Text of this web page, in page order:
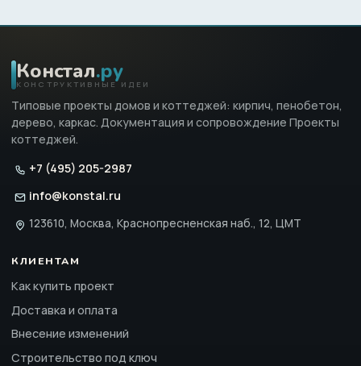
Констал.ру
КОНСТРУКТИВНЫЕ ИДЕИ
Типовые проекты домов и коттеджей: кирпич, пенобетон,
дерево, каркас. Документация и сопровождение Проекты
коттеджей.
+7 (495) 205-2987
info@konstal.ru
123610, Москва, Краснопресненская наб., 12, ЦМТ
КЛИЕНТАМ
Как купить проект
Доставка и оплата
Внесение изменений
Строительство под ключ